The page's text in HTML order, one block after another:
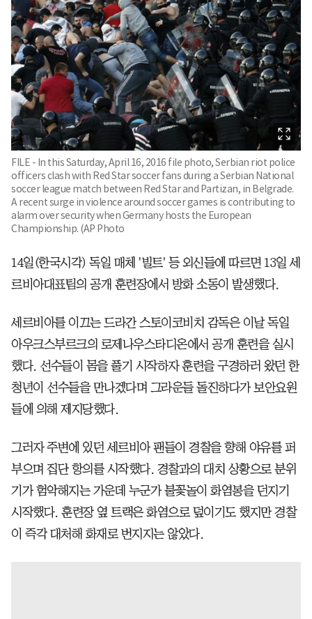
FILE - In this Saturday, April 16, 2016 file photo, Serbian riot police
officers clash with Red Star soccer fans during a Serbian National
soccer league match between Red Star and Partizan, in Belgrade.
A recent surge in violence around soccer games is contributing to
alarm over security when Germany hosts the European
Championship. (AP Photo
14일(한국시각) 독일 매체 '빌트' 등 외신들에 따르면 13일 세
르비아대표팀의 공개 훈련장에서 방화 소동이 발생했다.
세르비아를 이끄는 드라간 스토이코비치 감독은 이날 독일
아우크스부르크의 로제나우스타디온에서 공개 훈련을 실시
했다. 선수들이 몸을 풀기 시작하자 훈련을 구경하러 왔던 한
청년이 선수들을 만나겠다며 그라운들 돌진하다가 보안요원
들에 의해 제지당했다.
그러자 주변에 있던 세르비아 팬들이 경찰을 향해 야유를 퍼
부으며 집단 항의를 시작했다. 경찰과의 대치 상황으로 분위
기가 험악해지는 가운데 누군가 불꽃놀이 화염봉을 던지기
시작했다. 훈련장 옆 트랙은 화염으로 덮이기도 했지만 경찰
이 즉각 대처해 화재로 번지지는 않았다.